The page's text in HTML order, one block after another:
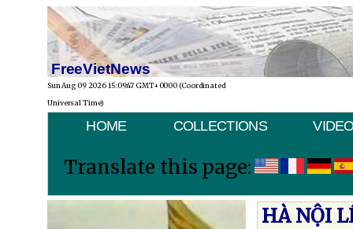
FreeVietNews
Sun Aug 09 2026 15:09:47 GMT+0000 (Coordinated
Universal Time)
HOME COLLECTIONS
Translate this page:
HÀ NỘI